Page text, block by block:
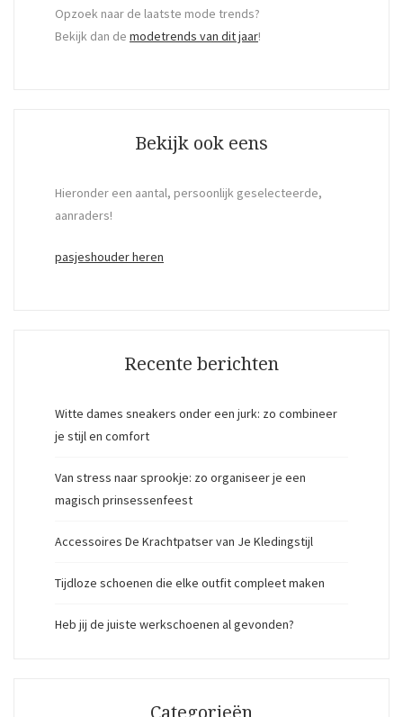
Opzoek naar de laatste mode trends?
Bekijk dan de modetrends van dit jaar!
Bekijk ook eens
Hieronder een aantal, persoonlijk geselecteerde,
aanraders!
pasjeshouder heren
Recente berichten
Witte dames sneakers onder een jurk: zo combineer
je stijl en comfort
Van stress naar sprookje: zo organiseer je een
magisch prinsessenfeest
Accessoires De Krachtpatser van Je Kledingstijl
Tijdloze schoenen die elke outfit compleet maken
Heb jij de juiste werkschoenen al gevonden?